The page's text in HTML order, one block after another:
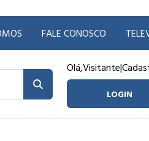
FALE CONOSCO
Olá,Visitante|
LOGIN